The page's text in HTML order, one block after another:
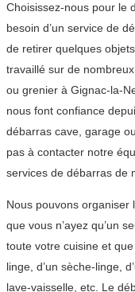
Choisissez-nous pour le
besoin d’un service de
de retirer quelques
travaillé sur de
ou grenier à Gignac-la-
nous font confiance
débarras cave, garage
pas à contacter notre
services de débarras de
Nous pouvons organiser
que vous n’ayez qu’un
toute votre cuisine et
linge, d’un sèche-linge,
lave-vaisselle, etc. Le